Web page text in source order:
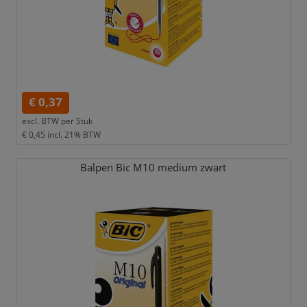
€ 0,37
excl. BTW per Stuk
€ 0,45 incl. 21% BTW
Balpen Bic M10 medium zwart